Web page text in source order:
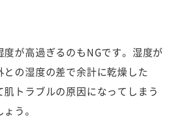
度が高過ぎるのもNGです。湿度が
との湿度の差で余計に乾燥した
肌トラブルの原因になってしまう
う。